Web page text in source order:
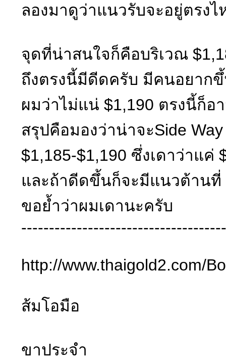
ลองมาดูว่าแนวรับจะอยู่ตรง
จุดที่น่าสนใจก็คือบริเวณ
ถึงตรงนี้มีดีดครับ มีคนอยาก
ผมว่าไม่แน่ $1,190 ตรงนี้ก็อ
สรุปคือมองว่าน่าจะSide
$1,185-$1,190 ซึ่งเดาว่าแค่
และถ้าดีดขึ้นก็จะมีแนวต้านที่
ขอย้ำว่าผมเดานะครับ
http://www.thaigold2.com/
ส้มโอมือ
ขาประจำ